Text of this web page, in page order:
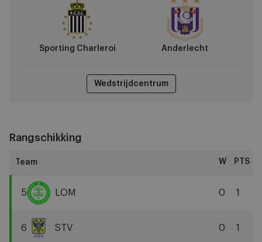
Sporting Charleroi Anderlecht
Wedstrijdcentrum
Rangschikking
W PTS
5
Lommel
SK
LOM 0 1
6
STV 0 1